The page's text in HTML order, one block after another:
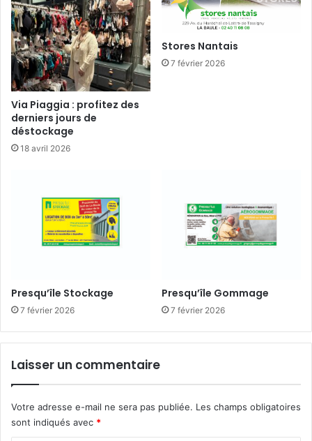
Via Piaggia : profitez des
derniers jours de
déstockage
18 avril 2026
Stores Nantais
7 février 2026
Presqu’île Stockage
7 février 2026
Presqu’île Gommage
7 février 2026
Laisser un commentaire
Votre adresse e-mail ne sera pas publiée. Les champs obligatoires
sont indiqués avec *